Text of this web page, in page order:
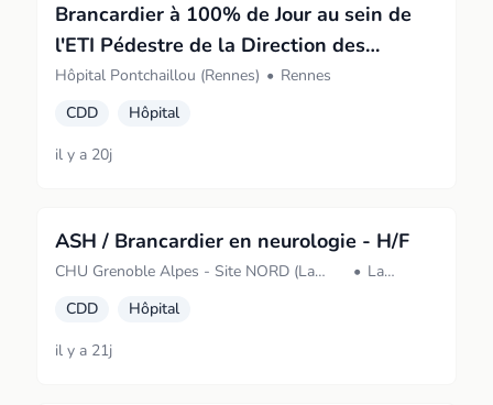
Brancardier à 100% de Jour au sein de
l'ETI Pédestre de la Direction des
Achats et de la Logistique F/H
Hôpital Pontchaillou (Rennes) • Rennes
CDD
Hôpital
il y a 20j
ASH / Brancardier en neurologie - H/F
CHU Grenoble Alpes - Site NORD (La
• La
CDD
Hôpital
il y a 21j